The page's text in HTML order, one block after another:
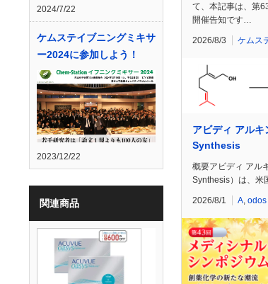
2024/7/22
ケムステイブニングミキサ
ー2024に参加しよう！
2023/12/22
関連商品
て、本記事は、第
開催告知です…
2026/8/3 ケムス
アビディ アル
Synthesis
概要アビディ アル
Synthesis）は、米
2026/8/1 A